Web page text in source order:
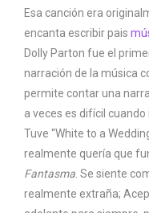
Esa canción era
encanta escribir pais
Dolly Parton fue el
narración de la música
permite contar una
a veces es difícil cuando
Tuve “White to a
realmente quería que
Fantasma . Se siente
realmente extraña;